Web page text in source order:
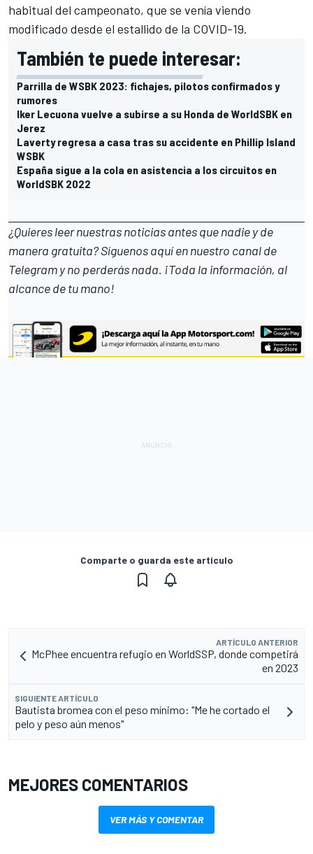
habitual del campeonato, que se venía viendo
modificado desde el estallido de la COVID-19.
También te puede interesar:
Parrilla de WSBK 2023: fichajes, pilotos confirmados y
rumores
Iker Lecuona vuelve a subirse a su Honda de WorldSBK en
Jerez
Laverty regresa a casa tras su accidente en Phillip Island
WSBK
España sigue a la cola en asistencia a los circuitos en
WorldSBK 2022
¿Quieres leer nuestras noticias antes que nadie y de
manera gratuita? Síguenosaquí en nuestro canal de
Telegramy no perderás nada. ¡Toda la información, al
alcance de tu mano!
Comparte o guarda este artículo
ARTÍCULO ANTERIOR
McPhee encuentra refugio en WorldSSP, donde competirá
en 2023
SIGUIENTE ARTÍCULO
Bautista bromea con el peso mínimo: "Me he cortado el
pelo y peso aún menos"
MEJORES COMENTARIOS
VER MÁS Y COMENTAR